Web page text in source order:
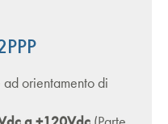
orientamento di